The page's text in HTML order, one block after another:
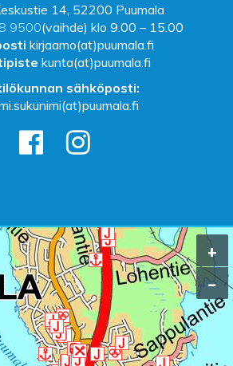
14, 52200 Puumala
9500(vaihde) klo 9.00 – 15.00
kirjaamo(at)puumala.fi
kunta(at)puumala.fi
sähköposti: